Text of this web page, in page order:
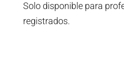
Solo disponible para
registrados.